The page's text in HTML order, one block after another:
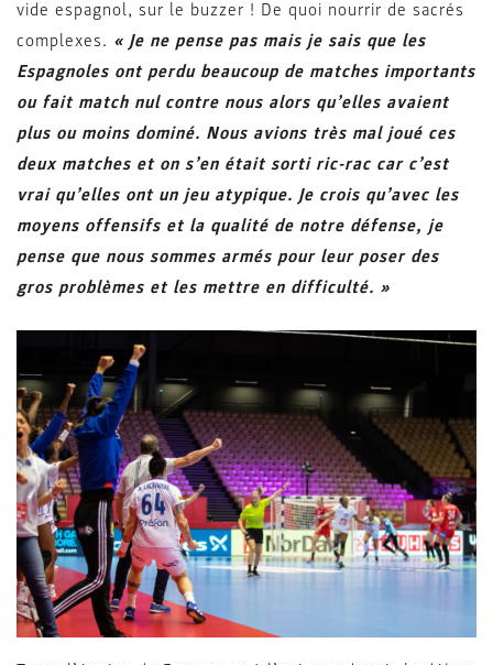
vide espagnol, sur le buzzer ! De quoi nourrir de sacrés
complexes. « Je ne pense pas mais je sais que les
Espagnoles ont perdu beaucoup de matches importants
ou fait match nul contre nous alors qu’elles avaient
plus ou moins dominé. Nous avions très mal joué ces
deux matches et on s’en était sorti ric-rac car c’est
vrai qu’elles ont un jeu atypique. Je crois qu’avec les
moyens offensifs et la qualité de notre défense, je
pense que nous sommes armés pour leur poser des
gros problèmes et les mettre en difficulté. »